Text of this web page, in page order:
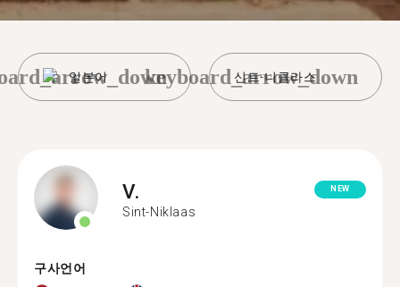
일본어 신트-니클라스
keyboard_arrow_down
V.
Sint-Niklaas
NEW
구사언어